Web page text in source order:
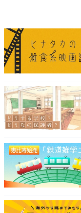
こちらもおすすめ
日本